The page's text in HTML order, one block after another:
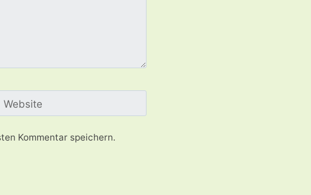
Website
Kommentar speichern.